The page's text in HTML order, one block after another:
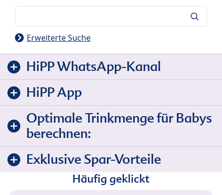
Erweiterte Suche
HiPP WhatsApp-Kanal
HiPP App
Optimale Trinkmenge für Babys
berechnen:
Exklusive Spar-Vorteile
Häufig geklickt